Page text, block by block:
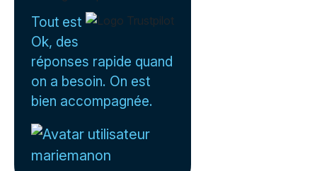
Tout est
Ok, des
réponses rapide quand
on a besoin. On est
bien accompagnée.
mariemanon